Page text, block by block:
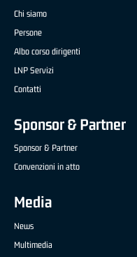
Chi siamo
Persone
Albo corso dirigenti
LNP Servizi
Contatti
Sponsor & Partner
Sponsor & Partner
Convenzioni in atto
Media
News
Multimedia